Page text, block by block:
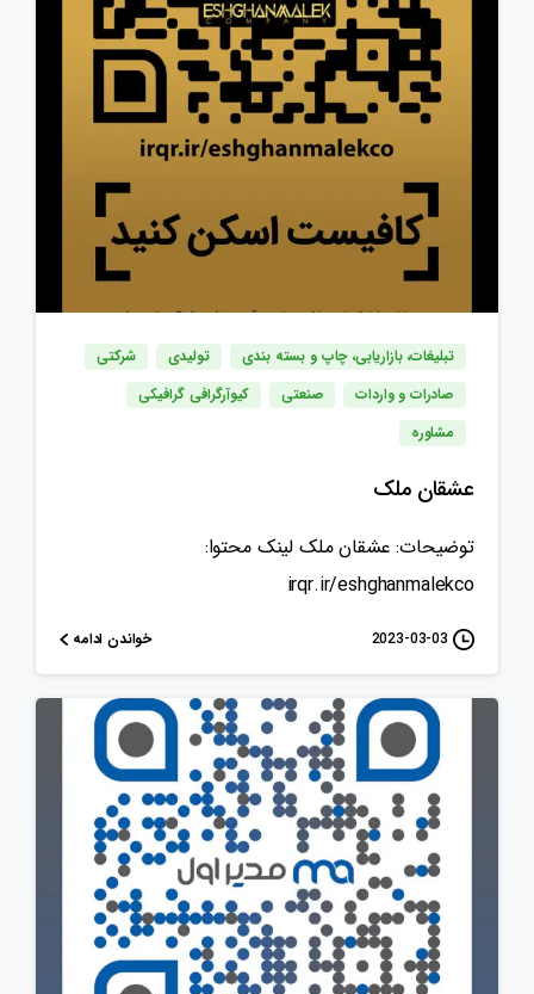
تبلیغات، بازاریابی، چاپ و بسته بندی تولیدی
شرکتی
صادرات و واردات
صنعتی
کیوآرگرافی گرافیکی
مشاوره
عشقان‌ ملک
توضیحات: عشقان‌ ملک لینک محتوا:
irqr.ir/eshghanmalekco
2023-03-03 خواندن ادامه